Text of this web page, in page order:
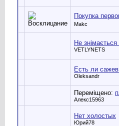
Покупка
Makc
Не знімається
VETLYNETS
Есть ли
Oleksandr
Переміщено:
Алекс15963
Нет холостых
Юрий78